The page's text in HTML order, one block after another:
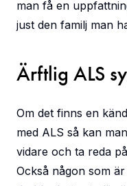
man få en
just den familj man
Ärftlig ALS
Om det finns en
med ALS så kan
vidare och ta reda
Också någon som